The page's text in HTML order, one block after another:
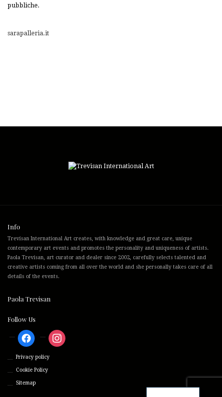
pubbliche.
sarapalleria.it
Info
Trevisan International Art creates, with knowledge and great care, unique
contemporary art events and promotes the personality and uniqueness of artists.
Paola Trevisan, art curator and dealer since 2002, carefully selects talented and
creative artists coming from all over the world and she personally takes care of all
details of the events.
Paola Trevisan
Follow Us
facebook instagram
Privacy policy
Cookie Policy
Sitemap